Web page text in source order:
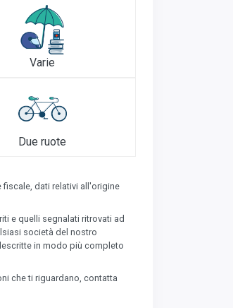
Varie
Due ruote
dati relativi all'origine
e quelli segnalati ritrovati ad
società del nostro
in modo più completo
che ti riguardano, contatta